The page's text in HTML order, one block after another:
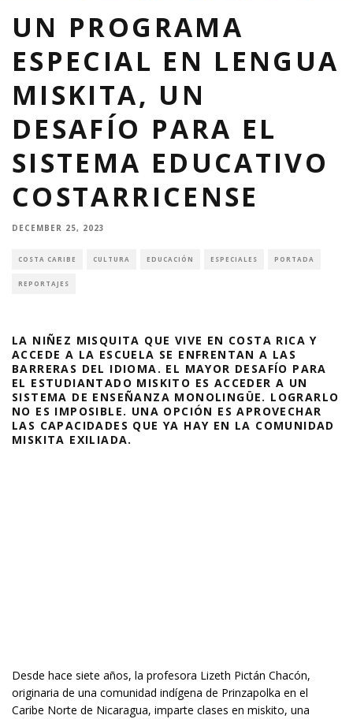
UN PROGRAMA
ESPECIAL EN LENGUA
MISKITA, UN
DESAFÍO PARA EL
SISTEMA EDUCATIVO
COSTARRICENSE
DECEMBER 25, 2023
COSTA CARIBE CULTURA EDUCACIÓN ESPECIALES PORTADA
REPORTAJES
LA NIÑEZ MISQUITA QUE VIVE EN COSTA RICA Y
ACCEDE A LA ESCUELA SE ENFRENTAN A LAS
BARRERAS DEL IDIOMA. EL MAYOR DESAFÍO PARA
EL ESTUDIANTADO MISKITO ES ACCEDER A UN
SISTEMA DE ENSEÑANZA MONOLINGÜE. LOGRARLO
NO ES IMPOSIBLE. UNA OPCIÓN ES APROVECHAR
LAS CAPACIDADES QUE YA HAY EN LA COMUNIDAD
MISKITA EXILIADA.
Desde hace siete años, la profesora Lizeth Pictán Chacón,
originaria de una comunidad indígena de Prinzapolka en el
Caribe Norte de Nicaragua, imparte clases en miskito, una